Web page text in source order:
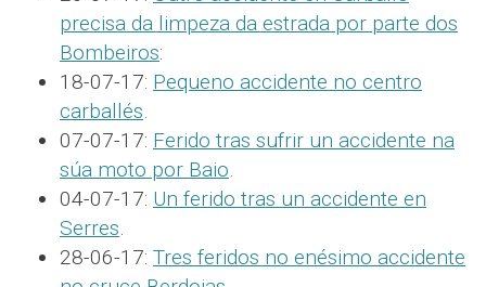
precisa da limpeza da estrada por parte dos
Bombeiros:
18-07-17: Pequeno accidente no centro
carballés
07-07-17: Ferido tras sufrir un accidente na
súa moto por Baio
04-07-17: Un ferido tras un accidente en
Serres
28-06-17: Tres feridos no enésimo accidente